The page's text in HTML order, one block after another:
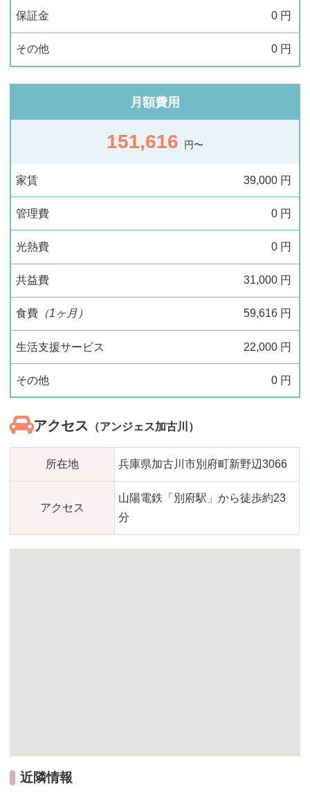
保証金 0 円
その他 0 円
月額費用
151,616 円〜
家賃 39,000 円
管理費 0 円
光熱費 0 円
共益費 31,000 円
食費（1ヶ月） 59,616 円
生活支援サービス 22,000 円
その他 0 円
アクセス （アンジェス加古川）
所在地 兵庫県加古川市別府町新野辺3066
アクセス
山陽電鉄「別府駅」から徒歩約23
分
近隣情報